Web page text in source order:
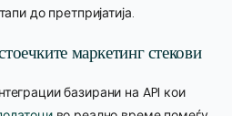
до претпријатија.
маркетинг стекови
базирани на API кои